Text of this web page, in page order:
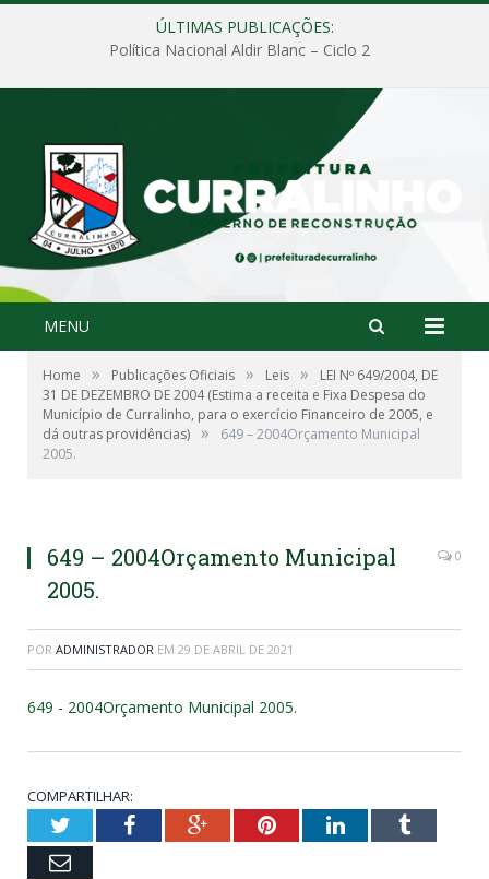
ÚLTIMAS PUBLICAÇÕES:
Política Nacional Aldir Blanc – Ciclo 2
MENU
Home » Publicações Oficiais » Leis »
LEI Nº 649/2004, DE
31 DE DEZEMBRO DE 2004 (Estima a receita e Fixa Despesa do
Município de Curralinho, para o exercício Financeiro de 2005, e
dá outras providências) »
649 – 2004Orçamento Municipal
2005.
649 – 2004Orçamento Municipal
2005.
0
POR ADMINISTRADOR EM 29 DE ABRIL DE 2021
649 - 2004Orçamento Municipal 2005.
COMPARTILHAR:
TwitterFacebookGoogle+PinterestLinkedInTumblr
Email